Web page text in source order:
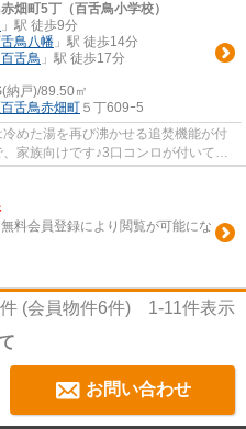
畑町5丁（百舌鳥小学校）
」駅 徒歩9分
鳥八幡 」駅 徒歩14分
舌鳥 」駅 徒歩17分
納戸)/89.50㎡
百舌鳥赤畑町 ５丁609ｰ5
めた湯を再び沸かせる追焚機能が付
家族向けです♪3口コンロが付いてい
ので毎日...
料会員登録により閲覧が可能にな
件 (会員物件6件) 1-11件表示
お問い合わせ